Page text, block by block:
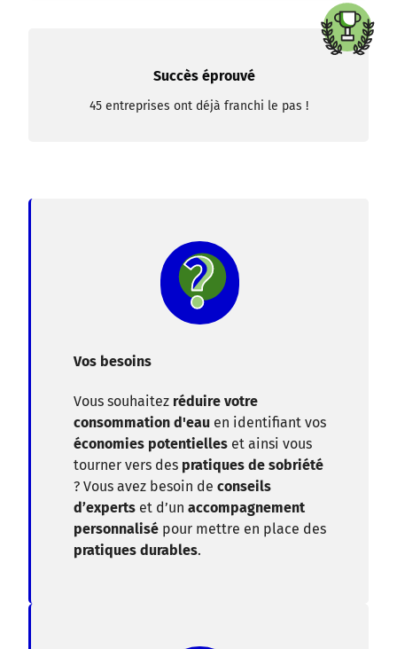
Succès éprouvé
45 entreprises ont déjà franchi le pas !
Vos besoins
Vous souhaitez réduire votre
consommation d'eau en identifiant vos
économies potentielles et ainsi vous
tourner vers des pratiques de sobriété
? Vous avez besoin de conseils
d’experts et d’un accompagnement
personnalisé pour mettre en place des
pratiques durables.